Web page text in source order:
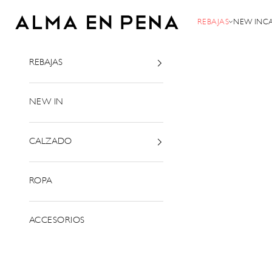
Alma en Pena
REBAJAS NEW IN
REBAJAS
NEW IN
CALZADO
ROPA
ACCESORIOS